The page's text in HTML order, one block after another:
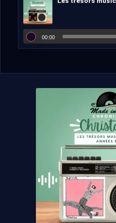
00:00